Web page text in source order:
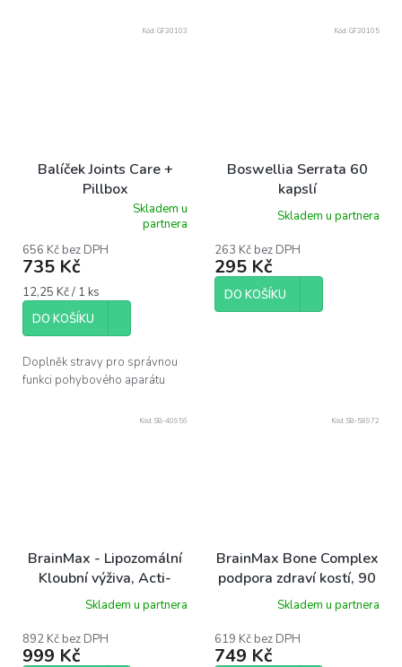
Balíček Joints Care +
Pillbox
produktu
je
z
hvězdiček.
Skladem u
partnera
656 Kč bez DPH
735 Kč
Měrná
cena:
12,25 Kč / 1 ks
DO KOŠÍKU
Doplněk stravy pro správnou
funkci pohybového aparátu
Kód: GF30103
Boswellia Serrata 60
kapslí
Skladem u partnera
263 Kč bez DPH
295 Kč
DO KOŠÍKU
Kód: GF30105
BrainMax - Lipozomální
Kloubní výživa, Acti-
Joint®, 250 ml
Skladem u partnera
892 Kč bez DPH
999 Kč
Kód: SB-40956
BrainMax Bone Complex
podpora zdraví kostí, 90
rostlinných kapslí
Skladem u partnera
619 Kč bez DPH
749 Kč
Kód: SB-58972